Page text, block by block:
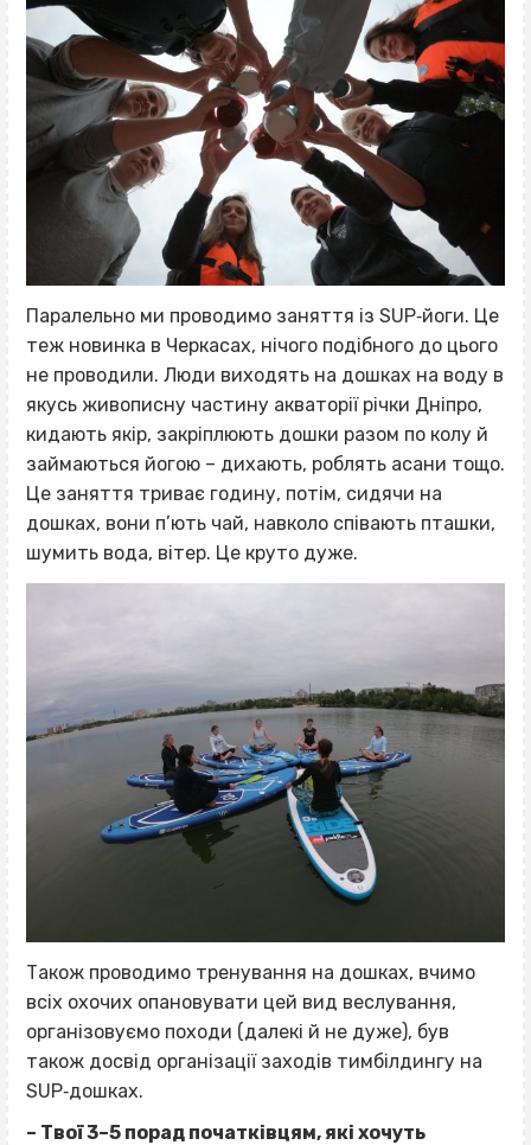
Паралельно ми проводимо заняття із SUP‐йоги. Це
теж новинка в Черкасах, нічого подібного до цього
не проводили. Люди виходять на дошках на воду в
якусь живописну частину акваторії річки Дніпро,
кидають якір, закріплюють дошки разом по колу й
займаються йогою – дихають, роблять асани тощо.
Це заняття триває годину, потім, сидячи на
дошках, вони п’ють чай, навколо співають пташки,
шумить вода, вітер. Це круто дуже.
Також проводимо тренування на дошках, вчимо
всіх охочих опановувати цей вид веслування,
організовуємо походи (далекі й не дуже), був
також досвід організації заходів тимбілдингу на
SUP‐дошках.
– Твої 3–5 порад початківцям, які хочуть